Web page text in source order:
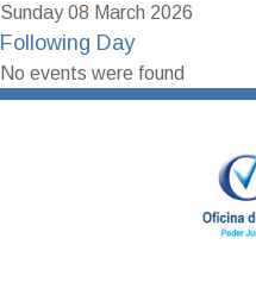
Sunday 08 March 2026
Following Day
No events were found